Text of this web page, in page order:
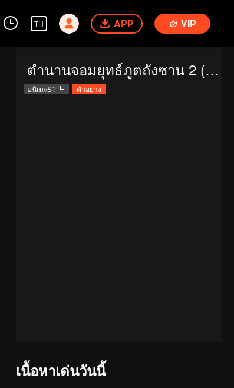
TH APP VIP
ตำนานจอมยุทธ์ภูตถังซาน 2 (พากย์ไทย)
อนิเมะS1 ตัวอย่าง
เนื้อหาเด่นวันนี้